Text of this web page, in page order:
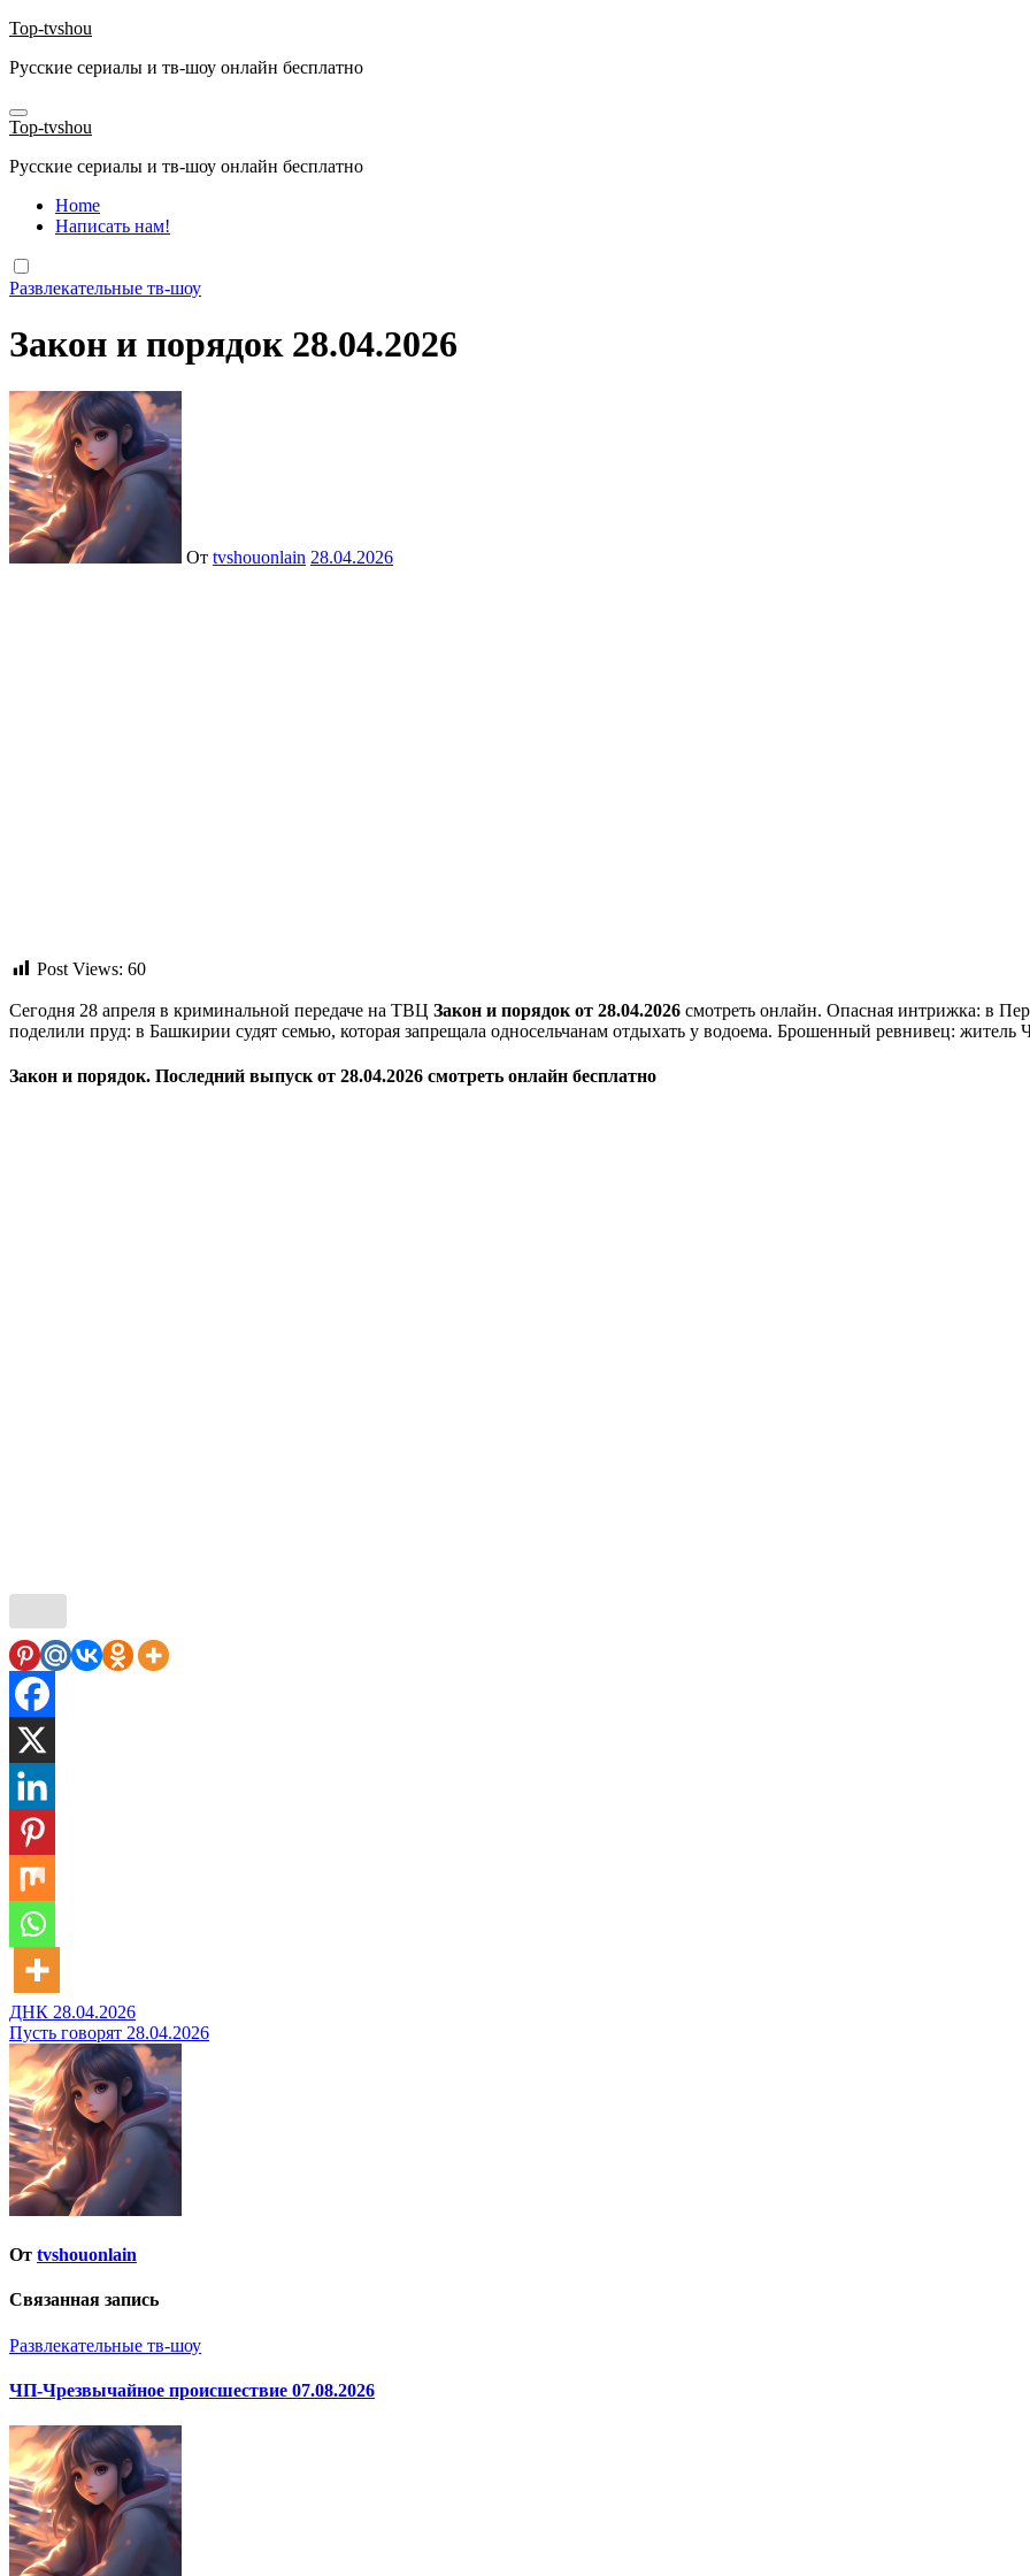
Перейти
содержанию
Top-tvshou
Русские сериалы и тв-шоу онлайн бесплатно
Top-tvshou
Русские сериалы и тв-шоу онлайн бесплатно
Home
Написать нам!
Развлекательные тв-шоу
Закон и порядок 28.04.2026
От tvshouonlain 28.04.2026
Post Views: 60
Сегодня 28 апреля в криминальной передаче на ТВЦ Закон и порядок от 28.04.2026 смотреть онлайн. Опасная интрижка: в
поделили пруд: в Башкирии судят семью, которая запрещала односельчанам отдыхать у водоема. Брошенный ревнивец: житель
Закон и порядок. Последний выпуск от 28.04.2026 смотреть онлайн бесплатно
Навигация
по
записям
ДНК 28.04.2026
Пусть говорят 28.04.2026
От tvshouonlain
Связанная запись
Развлекательные тв-шоу
ЧП-Чрезвычайное происшествие 07.08.2026